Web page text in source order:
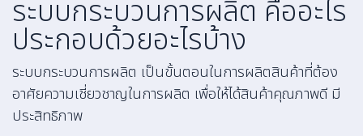
ระบบกระบวนการผลิต คืออะไร
ประกอบด้วยอะไรบ้าง
ระบบกระบวนการผลิต เป็นขั้นตอนในการผลิตสินค้าที่ต้อง
อาศัยความเชี่ยวชาญในการผลิต เพื่อให้ได้สินค้าคุณภาพดี มี
ประสิทธิภาพ